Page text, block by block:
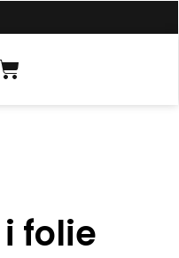
folie